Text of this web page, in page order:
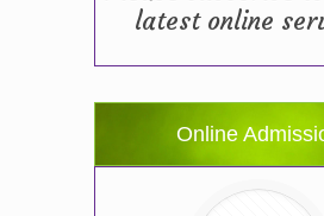
latest online
Online